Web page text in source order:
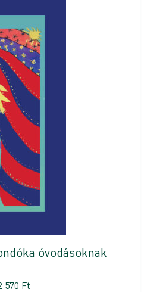
óvodásoknak
570 Ft